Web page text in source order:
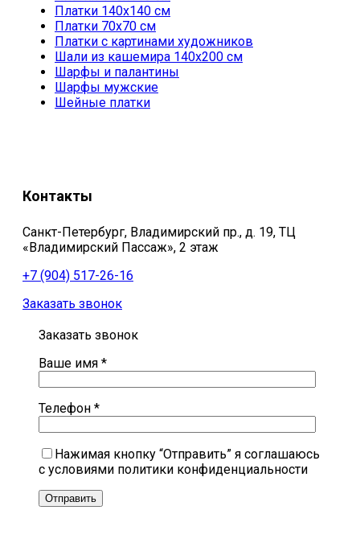
Платки 140х140 см
Платки 70х70 см
Платки с картинами художников
Шали из кашемира 140х200 см
Шарфы и палантины
Шарфы мужские
Шейные платки
Контакты
Санкт-Петербург, Владимирский пр., д. 19, ТЦ
«Владимирский Пассаж», 2 этаж
+7 (904) 517-26-16
Заказать звонок
Заказать звонок
Ваше имя *
Телефон *
Нажимая кнопку “Отправить” я соглашаюсь
с условиями политики конфиденциальности